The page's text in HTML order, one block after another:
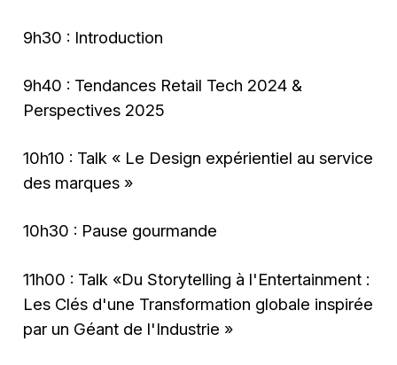
9h30 : Introduction
9h40 : Tendances Retail Tech 2024 &
Perspectives 2025
10h10 : Talk « Le Design expérientiel au service
des marques »
10h30 : Pause gourmande
11h00 : Talk «Du Storytelling à l'Entertainment :
Les Clés d'une Transformation globale inspirée
par un Géant de l'Industrie »